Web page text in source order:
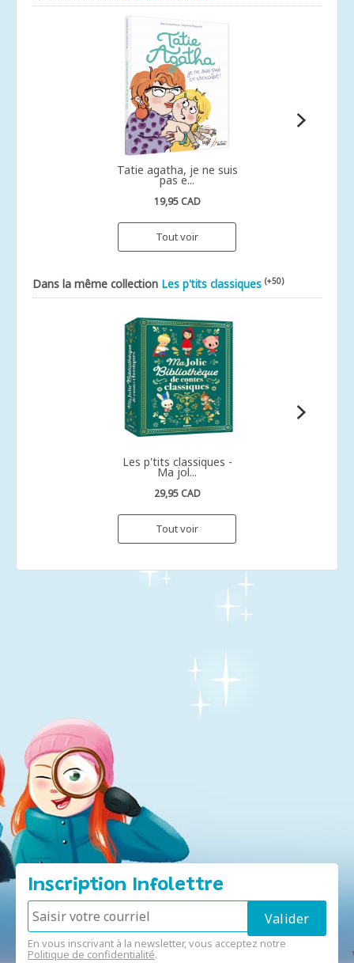
Tatie agatha, je ne suis
pas e...
19,95 CAD
Tout voir
Dans la même collection Les p'tits classiques (+50)
Les p'tits classiques -
Ma jol...
29,95 CAD
Tout voir
Inscription Infolettre
En vous inscrivant à la newsletter, vous acceptez notre
Politique de confidentialité.